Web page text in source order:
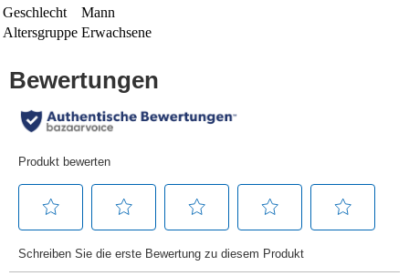
Geschlecht
Mann
Altersgruppe Erwachsene